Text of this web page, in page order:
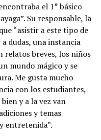
el 1° básico
Su responsable, la
“asistir a este tipo de
dudas, una instancia
relatos breves, los niños
mundo mágico y se
Me gusta mucho
con los estudiantes,
y a la vez van
y temas
entretenida”.